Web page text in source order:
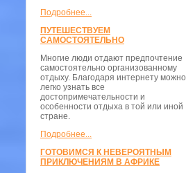
Подробнее...
ПУТЕШЕСТВУЕМ
САМОСТОЯТЕЛЬНО
Многие люди отдают предпочтение
самостоятельно организованному
отдыху. Благодаря интернету можно
легко узнать все
достопримечательности и
особенности отдыха в той или иной
стране.
Подробнее...
ГОТОВИМСЯ К НЕВЕРОЯТНЫМ
ПРИКЛЮЧЕНИЯМ В АФРИКЕ